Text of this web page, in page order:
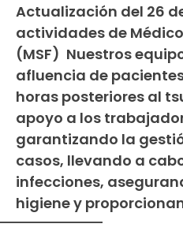
Actualización del 26
actividades de
(MSF) Nuestros
afluencia de
horas posteriores al
apoyo a los
garantizando la
casos, llevando a
infecciones,
higiene y